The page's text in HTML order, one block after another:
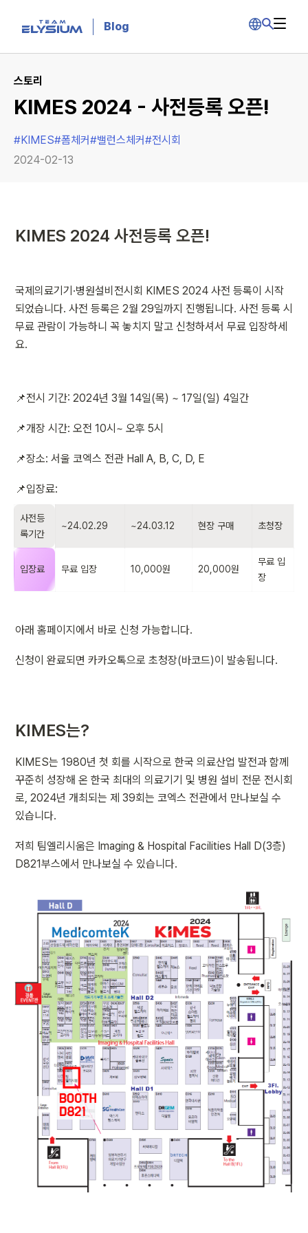
Blog
스토리
KIMES 2024 - 사전등록 오픈!
#KIMES#폼체커#밸런스체커#전시회
2024-02-13
KIMES 2024 사전등록 오픈!
국제의료기기·병원설비전시회 KIMES 2024 사전 등록이 시작
되었습니다. 사전 등록은 2월 29일까지 진행됩니다. 사전 등록 시
무료 관람이 가능하니 꼭 놓치지 말고 신청하셔서 무료 입장하세
요.
📌전시 기간: 2024년 3월 14일(목) ~ 17일(일) 4일간
📌개장 시간: 오전 10시~ 오후 5시
📌장소: 서울 코엑스 전관 Hall A, B, C, D, E
📌입장료:
사전등
록기간
~24.02.29 ~24.03.12 현장 구매 초청장
입장료 무료 입장 10,000원 20,000원
무료 입
장
아래 홈페이지에서 바로 신청 가능합니다.
신청이 완료되면 카카오톡으로 초청장(바코드)이 발송됩니다.
KIMES는?
KIMES는 1980년 첫 회를 시작으로 한국 의료산업 발전과 함께
꾸준히 성장해 온 한국 최대의 의료기기 및 병원 설비 전문 전시회
로, 2024년 개최되는 제 39회는 코엑스 전관에서 만나보실 수
있습니다.
저희 팀엘리시움은 Imaging & Hospital Facilities Hall D(3층)
D821부스에서 만나보실 수 있습니다.